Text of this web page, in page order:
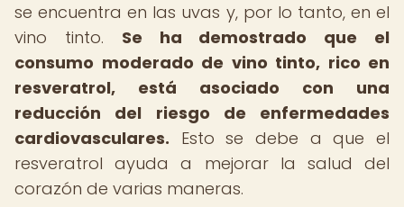
se encuentra en las uvas y, por lo tanto, en el
vino tinto. Se ha demostrado que el
consumo moderado de vino tinto, rico en
resveratrol, está asociado con una
reducción del riesgo de enfermedades
cardiovasculares. Esto se debe a que el
resveratrol ayuda a mejorar la salud del
corazón de varias maneras.